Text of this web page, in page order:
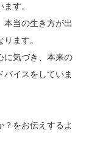
す。
本当の生き方が出
ます。
に気づき、本来の
バイスをしていま
をお伝えするよ